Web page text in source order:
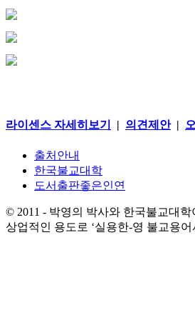
라이센스 자세히보기 | 의견제안|
출처안내
한국불교대학
도서출판좋은인연
© 2011 - 박영의 박사와 한국불교대
상업적인 용도로 ‘실용한-영 불교용